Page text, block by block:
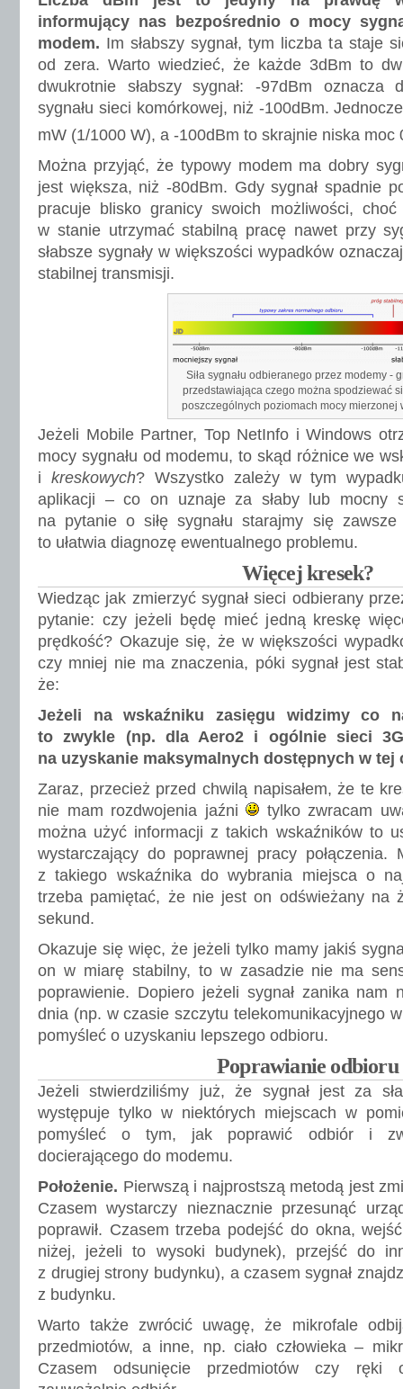
informujący nas bezpośrednio o mocy
modem. Im słabszy sygnał, tym liczba ta staje
od zera. Warto wiedzieć, że każde 3dBm to
dwukrotnie słabszy sygnał: -97dBm
sygnału sieci komórkowej, niż -100dBm.
mW (1/1000 W), a -100dBm to skrajnie niska moc
Można przyjąć, że typowy modem ma dobry
jest większa, niż -80dBm. Gdy sygnał spadnie
pracuje blisko granicy swoich możliwości,
w stanie utrzymać stabilną pracę nawet przy
słabsze sygnały w większości wypadków
stabilnej transmisji.
Siła sygnału odbieranego przez modemy -
przedstawiająca czego można spodziewać
poszczególnych poziomach mocy mierzonej
Jeżeli Mobile Partner, Top NetInfo i Windows
mocy sygnału od modemu, to skąd różnice we
i kreskowych? Wszystko zależy w tym
aplikacji – co on uznaje za słaby lub mocny
na pytanie o siłę sygnału starajmy się
to ułatwia diagnozę ewentualnego problemu.
Więcej kresek?
Wiedząc jak zmierzyć sygnał sieci odbierany
pytanie: czy jeżeli będę mieć jedną kreskę
prędkość? Okazuje się, że w większości
czy mniej nie ma znaczenia, póki sygnał jest
że:
Jeżeli na wskaźniku zasięgu widzimy co
to zwykle (np. dla Aero2 i ogólnie sieci
na uzyskanie maksymalnych dostępnych w tej
Zaraz, przecież przed chwilą napisałem, że te
nie mam rozdwojenia jaźni
tylko zwracam
można użyć informacji z takich wskaźników to
wystarczający do poprawnej pracy połączenia.
z takiego wskaźnika do wybrania miejsca o
trzeba pamiętać, że nie jest on odświeżany na
sekund.
Okazuje się więc, że jeżeli tylko mamy jakiś
on w miarę stabilny, to w zasadzie nie ma
poprawienie. Dopiero jeżeli sygnał zanika nam
dnia (np. w czasie szczytu telekomunikacyjnego
pomyśleć o uzyskaniu lepszego odbioru.
Poprawianie odbioru
Jeżeli stwierdziliśmy już, że sygnał jest za
występuje tylko w niektórych miejscach w
pomyśleć o tym, jak poprawić odbiór i
docierającego do modemu.
Położenie. Pierwszą i najprostszą metodą jest
Czasem wystarczy nieznacznie przesunąć
poprawił. Czasem trzeba podejść do okna,
niżej, jeżeli to wysoki budynek), przejść do
z drugiej strony budynku), a czasem sygnał
z budynku.
Warto także zwrócić uwagę, że mikrofale
przedmiotów, a inne, np. ciało człowieka –
Czasem odsunięcie przedmiotów czy ręki